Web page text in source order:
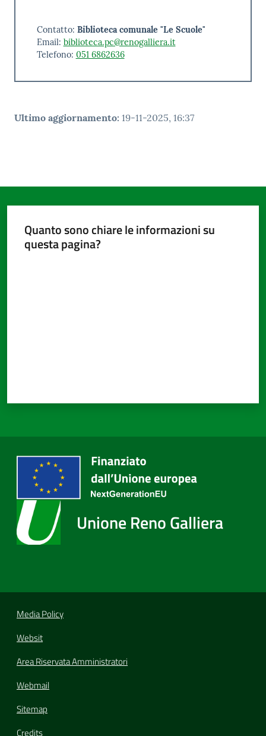
Contatto: Biblioteca comunale "Le Scuole"
Email: biblioteca.pc@renogalliera.it
Telefono: 051 6862636
Ultimo aggiornamento: 19-11-2025, 16:37
Quanto sono chiare le informazioni su
questa pagina?
Unione Reno Galliera
Media Policy
Websit
Area Riservata Amministratori
Webmail
Sitemap
Credits